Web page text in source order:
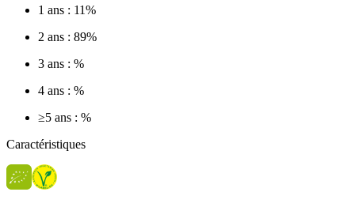
1 ans : 11%
2 ans : 89%
3 ans : %
4 ans : %
≥5 ans : %
Caractéristiques